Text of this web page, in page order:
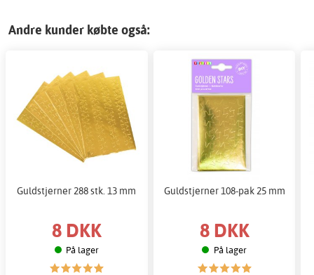
Andre kunder købte også:
Guldstjerner 288 stk. 13 mm
8 DKK
På lager
Guldstjerner 108-pak 25 mm
8 DKK
På lager